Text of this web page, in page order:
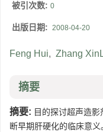
被引次数: 0
出版日期: 2008-04-20
Feng Hui, Zhang
摘要
摘要: 目的探讨超声造
断早期肝硬化的临床意